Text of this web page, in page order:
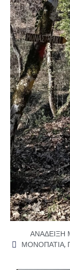
ΑΝΑΔΕΙΞΗ
ΜΟΝΟΠΑΤΙΑ,